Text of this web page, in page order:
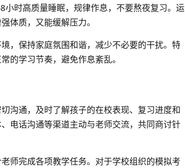
时高质量睡眠，规律作息，不要熬夜复习。运
体质，又能缓解压力。
，保持家庭氛围和谐，减少不必要的干扰。特
的学习节奏，避免作息紊乱。
沟通，及时了解孩子的在校表现、复习进度和
电话沟通等渠道主动与老师交流，共同商讨针
师完成各项教学任务。对于学校组织的模拟考